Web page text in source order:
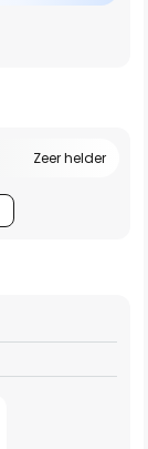
Zeer helder